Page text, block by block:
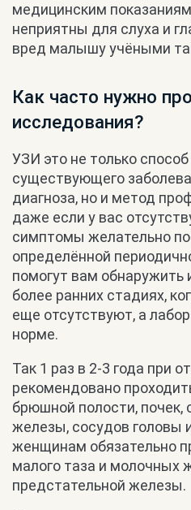
медицинским
неприятны для слуха и
вред малышу учёными
Как часто нужно
исследования?
УЗИ это не только
существующего
диагноза, но и метод
даже если у вас
симптомы желательно
определённой
помогут вам обнаружить
более ранних стадиях,
еще отсутствуют, а
норме.
Так 1 раз в 2-3 года при
рекомендовано
брюшной полости, почек,
железы, сосудов головы
женщинам обязательно
малого таза и молочных
предстательной железы.